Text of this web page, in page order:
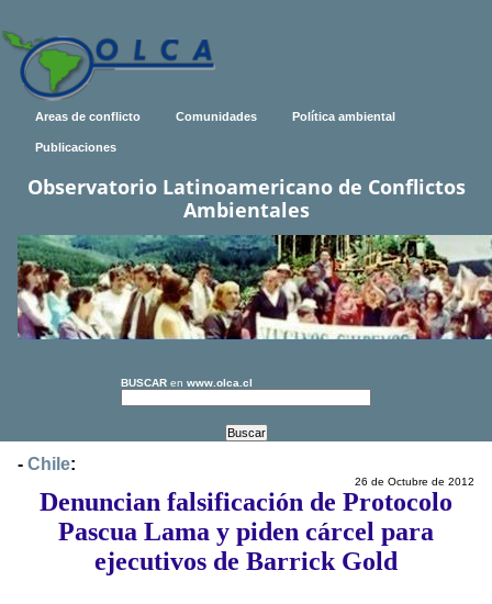
Areas de conflicto Comunidades Política ambiental
Publicaciones
Observatorio Latinoamericano de Conflictos
Ambientales
BUSCAR en www.olca.cl
- Chile:
26 de Octubre de 2012
Denuncian falsificación de Protocolo
Pascua Lama y piden cárcel para
ejecutivos de Barrick Gold